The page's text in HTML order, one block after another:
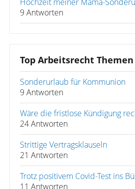
9 Antworten
Top Arbeitsrecht Themen
Sonderurlaub für Kommunion
9 Antworten
Wäre die fristlose Kündigung
24 Antworten
Strittige Vertragsklauseln
21 Antworten
Trotz positivem Covid-Test ins
11 Antworten